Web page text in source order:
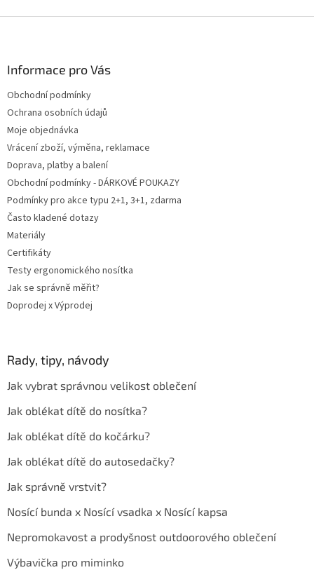
Informace pro Vás
Obchodní podmínky
Ochrana osobních údajů
Moje objednávka
Vrácení zboží, výměna, reklamace
Doprava, platby a balení
Obchodní podmínky - DÁRKOVÉ POUKAZY
Podmínky pro akce typu 2+1, 3+1, zdarma
Často kladené dotazy
Materiály
Certifikáty
Testy ergonomického nosítka
Jak se správně měřit?
Doprodej x Výprodej
Rady, tipy, návody
Jak vybrat správnou velikost oblečení
Jak oblékat dítě do nosítka?
Jak oblékat dítě do kočárku?
Jak oblékat dítě do autosedačky?
Jak správně vrstvit?
Nosící bunda x Nosící vsadka x Nosící kapsa
Nepromokavost a prodyšnost outdoorového oblečení
Výbavička pro miminko